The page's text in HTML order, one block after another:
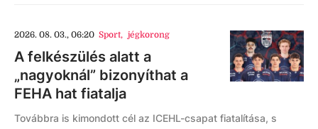
2026. 08. 03., 06:20 Sport, jégkorong
A felkészülés alatt a
„nagyoknál” bizonyíthat a
FEHA hat fiatalja
Továbbra is kimondott cél az ICEHL-csapat fiatalítása, s